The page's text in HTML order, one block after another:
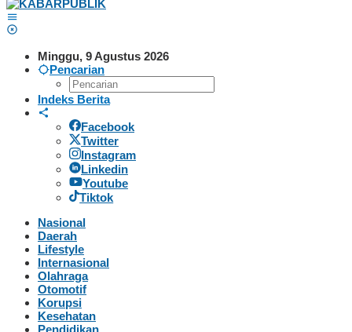
Minggu, 9 Agustus 2026
Pencarian
Indeks Berita
Facebook
Twitter
Instagram
Linkedin
Youtube
Tiktok
Nasional
Daerah
Lifestyle
Internasional
Olahraga
Otomotif
Korupsi
Kesehatan
Pendidikan